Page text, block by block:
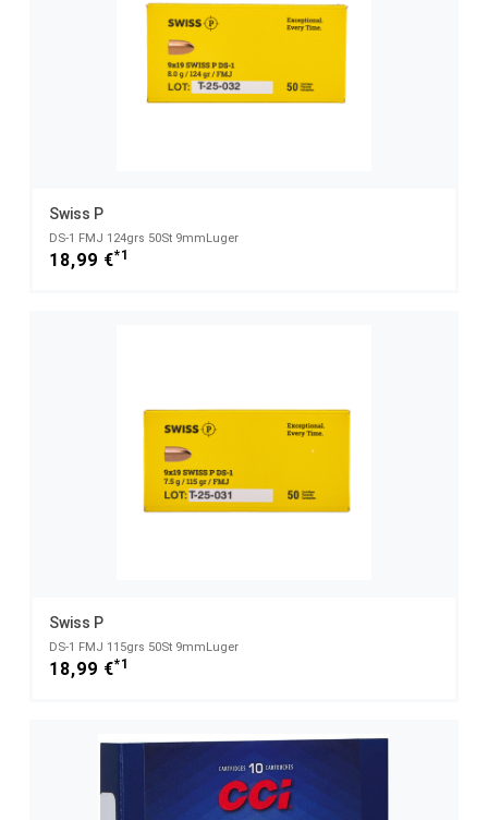
Swiss P
DS-1 FMJ 124grs 50St 9mmLuger
18,99 €*1
Swiss P
DS-1 FMJ 115grs 50St 9mmLuger
18,99 €*1